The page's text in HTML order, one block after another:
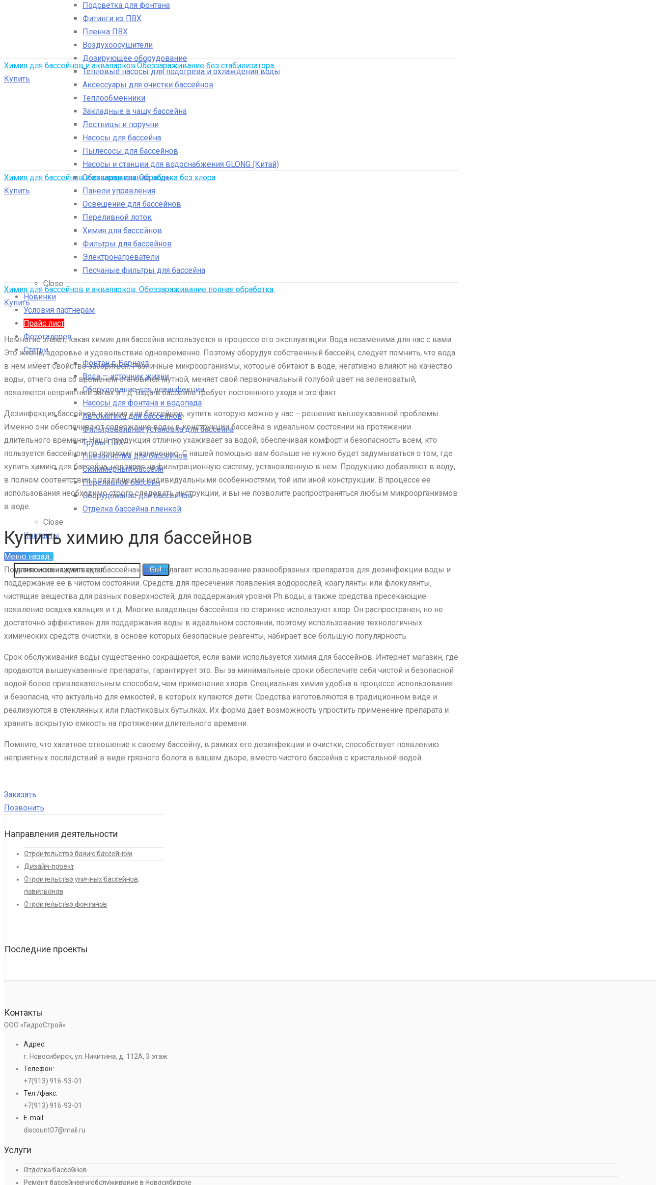
Подсветка для фонтана
Фитинги из ПВХ
Пленка ПВХ
Воздухоосушители
Дозирующее оборудование
Тепловые насосы для подогрева и охлаждения воды
Аксессуары для очистки бассейнов
Теплообменники
Закладные в чашу бассейна
Лестницы и поручни
Насосы для бассейна
Пылесосы для бассейнов
Насосы и станции для водоснабжения GLONG (Китай)
Обеззараживание воды
Панели управления
Освещение для бассейнов
Переливной лоток
Химия для бассейнов
Фильтры для бассейнов
Электронагреватели
Песчаные фильтры для бассейна
Close
Новинки
Условия партнерам
Прайс лист
Фотогалерея
Статьи
Фонтан г. Барнаул
Вода — источник жизни
Оборудование для дезинфекции
Насосы для фонтана и водопада
Автоматика для бассейнов
Фильтровальная установка для бассейна
Трубы ПВХ
Пьезокнопка для бассейнов
Скиммерный бассейн
Переливной бассейн
Оборудование для бассейнов
Отделка бассейна пленкой
Close
Контакты
Меню назад
Химия для бассейнов и аквапарков.Обеззараживание без стабилизатора.
Купить
Химия для бассейнов и аквапарков. Обработка без хлора
Купить
Химия для бассейнов и аквапарков. Обеззараживание полная обработка.
Купить
Немногие знают, какая химия для бассейна используется в процессе его эксплуатации. Вода незаменима для нас с вами.
Это жизнь, здоровье и удовольствие одновременно. Поэтому оборудуя собственный бассейн, следует помнить, что вода
в нем имеет свойство засоряться. Различные микроорганизмы, которые обитают в воде, негативно влияют на качество
воды, отчего она со временем становится мутной, меняет свой первоначальный голубой цвет на зеленоватый,
появляется неприятный запах и т.д. Вода в бассейне требует постоянного ухода и это факт.
Дезинфекция бассейнов и химия для бассейнов, купить которую можно у нас – решение вышеуказанной проблемы.
Именно они обеспечивают содержание воды в конструкции бассейна в идеальном состоянии на протяжении
длительного времени. Наша продукция отлично ухаживает за водой, обеспечивая комфорт и безопасность всем, кто
пользуется бассейном по прямому назначению. С нашей помощью вам больше не нужно будет задумываться о том, где
купить химию для бассейна, невзирая на фильтрационную систему, установленную в нем. Продукцию добавляют в воду,
в полном соответствии с различными индивидуальными особенностями, той или иной конструкции. В процессе ее
использования необходимо строго следовать инструкции, и вы не позволите распространяться любым микроорганизмов
в воде.
Купить химию для бассейнов
Понятие «химия для воды бассейна» предполагает использование разнообразных препаратов для дезинфекции воды и
поддержание ее в чистом состоянии. Средств для пресечения появления водорослей, коагулянты или флокулянты,
чистящие вещества для разных поверхностей, для поддержания уровня Ph воды, а также средства пресекающие
появление осадка кальция и т.д. Многие владельцы бассейнов по старинке используют хлор. Он распространен, но не
достаточно эффективен для поддержания воды в идеальном состоянии, поэтому использование технологичных
химических средств очистки, в основе которых безопасные реагенты, набирает все большую популярность.
Срок обслуживания воды существенно сокращается, если вами используется химия для бассейнов. Интернет магазин, где
продаются вышеуказанные препараты, гарантирует это. Вы за минимальные сроки обеспечите себя чистой и безопасной
водой более привлекательным способом, чем применение хлора. Специальная химия удобна в процессе использования
и безопасна, что актуально для емкостей, в которых купаются дети. Средства изготовляются в традиционном виде и
реализуются в стеклянных или пластиковых бутылках. Их форма дает возможность упростить применение препарата и
хранить вскрытую емкость на протяжении длительного времени.
Помните, что халатное отношение к своему бассейну, в рамках его дезинфекции и очистки, способствует появлению
неприятных последствий в виде грязного болота в вашем дворе, вместо чистого бассейна с кристальной водой.
Заказать
Позвонить
Направления деятельности
Строительство бани с бассейном
Дизайн-проект
Строительство уличных бассейнов,
павильонов
Строительство фонтанов
Последние проекты
Контакты
ООО «ГидроСтрой»
Адрес:
г. Новосибирск, ул. Никитина, д. 112А, 3 этаж
Телефон:
+7(913) 916-93-01
Тел./факс:
+7(913) 916-93-01
E-mail:
discount07@mail.ru
Услуги
Отделка бассейнов
Ремонт бассейнов и обслуживание в Новосибирске